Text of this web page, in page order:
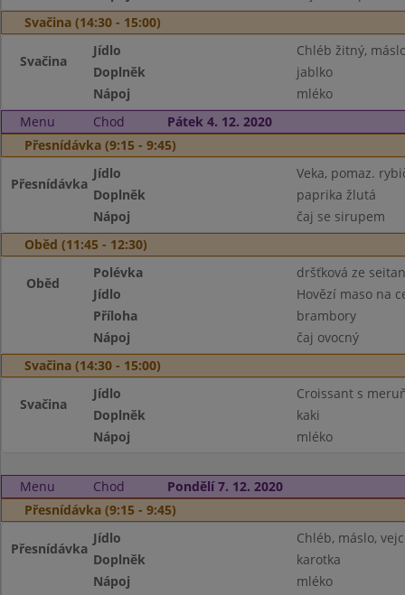
Svačina (14:30 - 15:00)
Svačina
Jídlo
Chléb žitný,
Doplněk
jablko
Nápoj
mléko
Menu
Chod
Pátek 4. 12. 2020
Přesnídávka (9:15 - 9:45)
Přesnídávka
Jídlo
Veka, pomaz.
Doplněk
paprika žlutá
Nápoj
čaj se sirupem
Oběd (11:45 - 12:30)
Oběd
Polévka
dršťková ze
Jídlo
Hovězí maso na
Příloha
brambory
Nápoj
čaj ovocný
Svačina (14:30 - 15:00)
Svačina
Jídlo
Croissant s
Doplněk
kaki
Nápoj
mléko
Menu Chod
Pondělí 7. 12. 2020
Přesnídávka (9:15 - 9:45)
Přesnídávka
Jídlo
Chléb, máslo,
Doplněk
karotka
Nápoj
mléko